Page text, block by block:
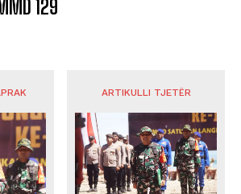
129
ARTIKULLI TJETËR